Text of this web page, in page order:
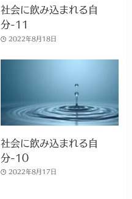
社会に飲み込まれる自
分-11
2022年8月18日
社会に飲み込まれる自
分-10
2022年8月17日